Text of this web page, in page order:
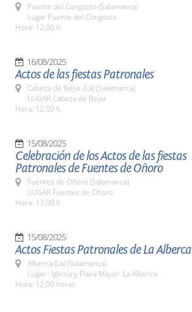
Puente del Congosto (Salamanca)
Lugar Puente del Congosto
Hora: 12,00 h
16/08/2025
Actos de las fiestas Patronales
Cabeza de Béjar (La) (Salamanca)
LUGAR Cabeza de Béjar
Hora: 12,00 h
15/08/2025
Celebración de los Actos de las fiestas
Patronales de Fuentes de Oñoro
Fuentes de Oñoro (Salamanca)
LUGAR Fuentes de Oñoro
Hora: 13,00 h
15/08/2025
Actos Fiestas Patronales de La Alberca
Alberca (La) (Salamanca)
Lugar : Iglesia y Plaza Mayor. La Alberca
Hora: 12,00 horas